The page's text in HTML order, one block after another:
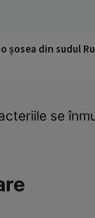
șosea din sudul
se